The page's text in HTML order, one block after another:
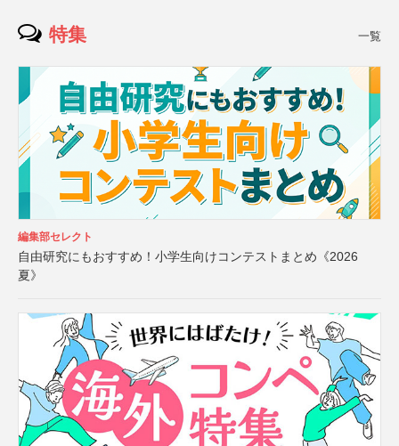
特集 一覧
編集部セレクト
自由研究にもおすすめ！小学生向けコンテストまとめ《2026
夏》